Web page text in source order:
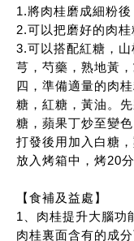
1.將肉桂磨成細粉後
2.可以把磨好的肉桂
3.可以搭配紅糖，山
芎，芍藥，熟地黃
四，準備適量的肉
糖，紅糖，黃油。
糖，蘋果丁炒至變
打發後用加入白糖
放入烤箱中，烤20
【食補及益處】
1、肉桂提升大腦功
肉桂裏面含有的成